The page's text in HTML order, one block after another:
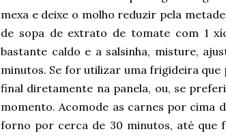
mexa e deixe o molho reduzir pela
de sopa de extrato de tomate com 1
bastante caldo e a salsinha, misture,
minutos. Se for utilizar uma frigideira
final diretamente na panela, ou, se
momento. Acomode as carnes por cima
forno por cerca de 30 minutos, até que